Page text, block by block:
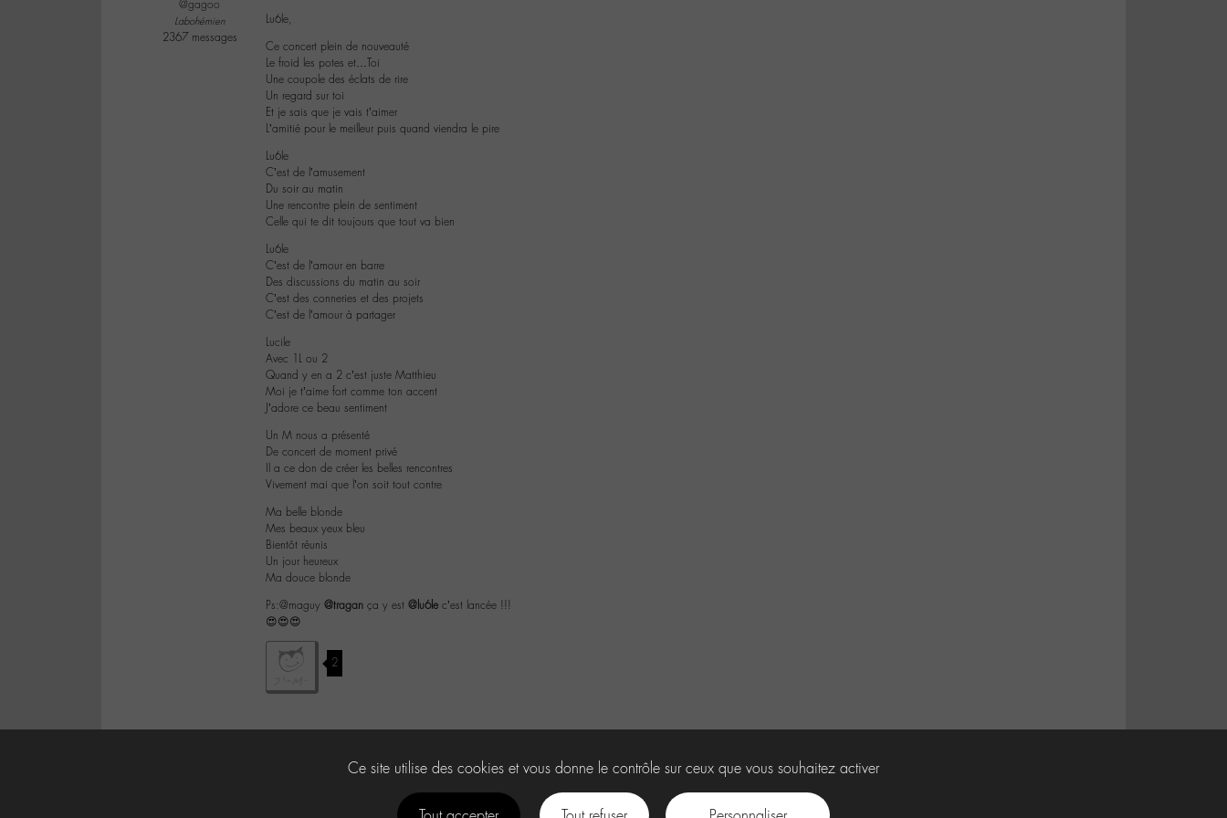
@gagoo
Labohémien
2367 messages
Lu6le,
Ce concert plein de nouveauté
Le froid les potes et…Toi
Une coupole des éclats de rire
Un regard sur toi
Et je sais que je vais t’aimer
L’amitié pour le meilleur puis quand viendra le pire
Lu6le
C’est de l’amusement
Du soir au matin
Une rencontre plein de sentiment
Celle qui te dit toujours que tout va bien
Lu6le
C’est de l’amour en barre
Des discussions du matin au soir
C’est des conneries et des projets
C’est de l’amour à partager
Lucile
Avec 1L ou 2
Quand y en a 2 c’est juste Matthieu
Moi je t’aime fort comme ton accent
J’adore ce beau sentiment
Un M nous a présenté
De concert de moment privé
Il a ce don de créer les belles rencontres
Vivement mai que l’on soit tout contre
Ma belle blonde
Mes beaux yeux bleu
Bientôt réunis
Un jour heureux
Ma douce blonde
Ps:@maguy @tragan ça y est @lu6le c’est lancée !!!
😍😍😍
2
Ce site utilise des cookies et vous donne le contrôle sur ceux que vous souhaitez activer